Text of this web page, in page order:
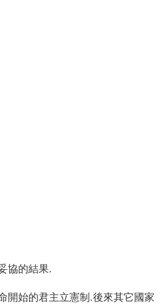
協的結果.
開始的君主立憲制.後來其它國家